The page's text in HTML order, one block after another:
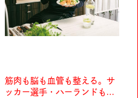
筋肉も脳も血管も整える。サ
ッカー選手・ハーランドも注